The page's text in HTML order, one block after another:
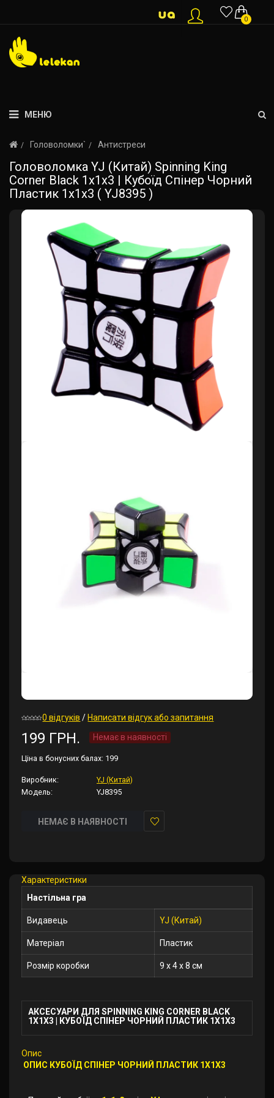
0
МЕНЮ
Головоломки` Антистреси
Головоломка YJ (Китай) Spinning King
Corner Black 1x1x3 | Кубоїд Спінер Чорний
Пластик 1x1x3 ( YJ8395 )
0 відгуків / Написати відгук або запитання
199 ГРН. Немає в наявності
Ціна в бонусних балах: 199
Виробник:
YJ (Китай)
Модель:
YJ8395
НЕМАЄ В НАЯВНОСТІ
Характеристики
Настільна гра
Видавець YJ (Китай)
Матеріал Пластик
Розмір коробки 9 x 4 x 8 см
АКСЕСУАРИ ДЛЯ SPINNING KING CORNER BLACK
1X1X3 | КУБОЇД СПІНЕР ЧОРНИЙ ПЛАСТИК 1X1X3
Опис
ОПИС КУБОЇД СПІНЕР ЧОРНИЙ ПЛАСТИК 1X1X3